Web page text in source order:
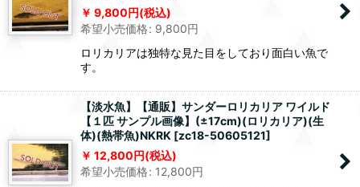
9,800円(税込)
希望小売価格: 9,800円
ロリカリアは独特な見た目をしており面白い魚で
す。
【淡水魚】【通販】サンダーロリカリア ワイルド
【１匹 サンプル画像】(±17cm)(ロリカリア)(生
体)(熱帯魚)NKRK [zc18-50605121]
12,800円(税込)
希望小売価格: 12,800円